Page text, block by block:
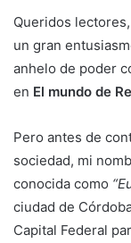
Queridos
un gran
anhelo de poder
en El mundo de
Pero antes de
sociedad, mi
conocida como
ciudad de
Capital Federal